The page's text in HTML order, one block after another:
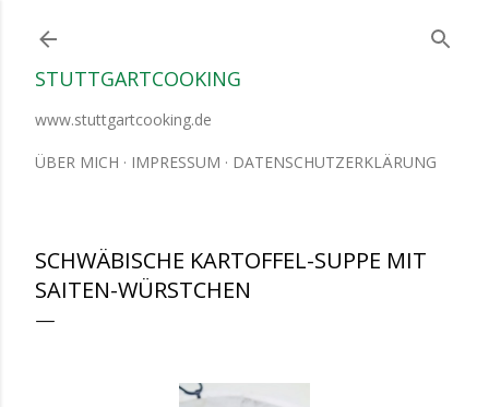
STUTTGARTCOOKING
www.stuttgartcooking.de
ÜBER MICH IMPRESSUM DATENSCHUTZERKLÄRUNG
SCHWÄBISCHE KARTOFFEL-SUPPE MIT
SAITEN-WÜRSTCHEN